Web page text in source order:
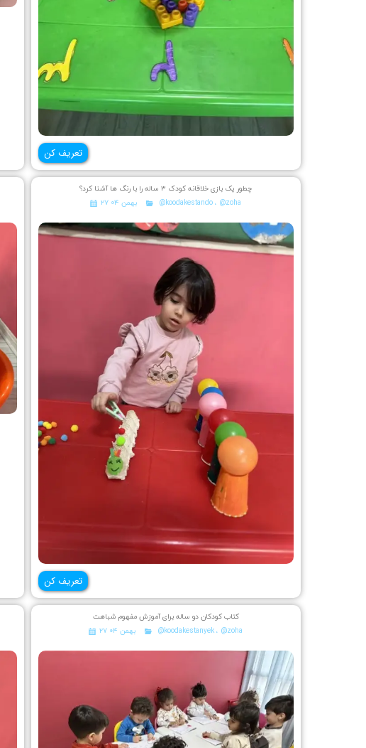
تعریف کن
چطور یک بازی خلاقانه کودک ۳ ساله را با رنگ ها آشنا کرد؟
۲۷ بهمن ۰۴
@koodakestando، @zoha
تعریف کن
کتاب کودکان دو ساله برای آموزش مفهوم شباهت
۲۷ بهمن ۰۴
@koodakestanyek، @zoha